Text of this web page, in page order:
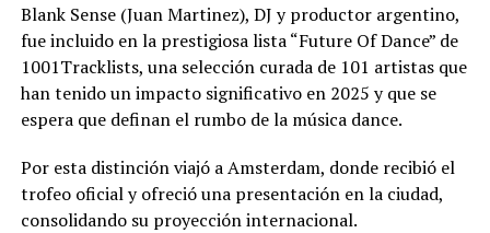
Blank Sense (Juan Martinez), DJ y productor argentino,
fue incluido en la prestigiosa lista “Future Of Dance” de
1001Tracklists, una selección curada de 101 artistas que
han tenido un impacto significativo en 2025 y que se
espera que definan el rumbo de la música dance.
Por esta distinción viajó a Amsterdam, donde recibió el
trofeo oficial y ofreció una presentación en la ciudad,
consolidando su proyección internacional.